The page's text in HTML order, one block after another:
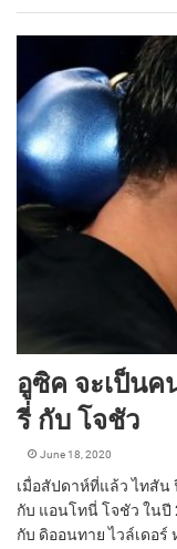
อูซิค จะเป็น
รี่ กับ โจชัว
June 18, 2020
เมื่อสัปดาห์ที่แล้ว ไทสัน
กับ แอนโทนี่ โจชัว ในปี
กับ ดิออนทาย ไวล์เดอ